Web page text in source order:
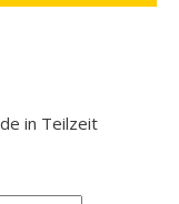
in Teilzeit